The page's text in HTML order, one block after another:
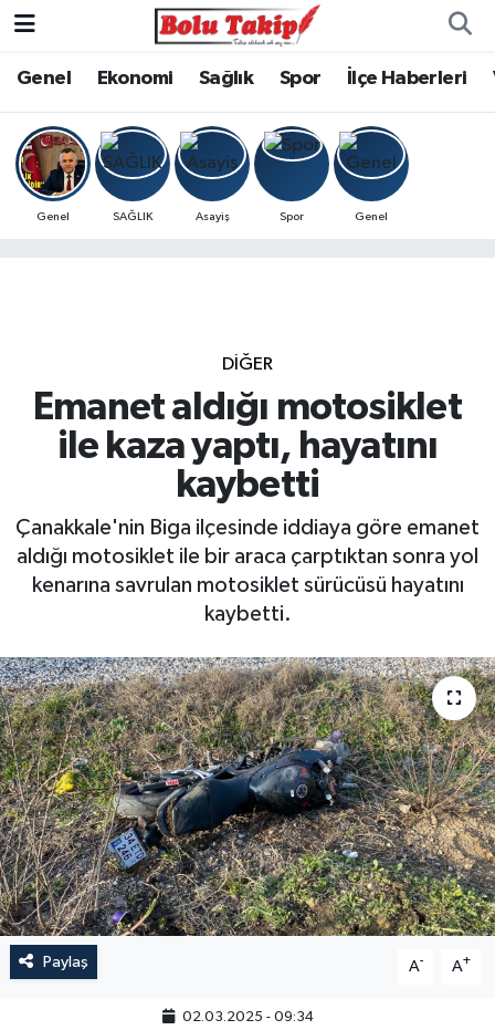
Genel Ekonomi Sağlık Spor İlçe Haberleri
Genel SAĞLIK Asayiş Spor Genel
DIĞER
Emanet aldığı motosiklet
ile kaza yaptı, hayatını
kaybetti
Çanakkale'nin Biga ilçesinde iddiaya göre emanet
aldığı motosiklet ile bir araca çarptıktan sonra yol
kenarına savrulan motosiklet sürücüsü hayatını
kaybetti.
Paylaş A- A+
02.03.2025 - 09:34